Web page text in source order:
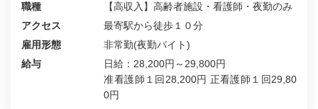
職種
【高収入】高齢者施設・看護師・夜勤のみ
アクセス
最寄駅から徒歩１０分
雇用形態
非常勤(夜勤バイト)
給与
日給：28,200円～29,800円
准看護師１回28,200円 正看護師１回29,80
0円